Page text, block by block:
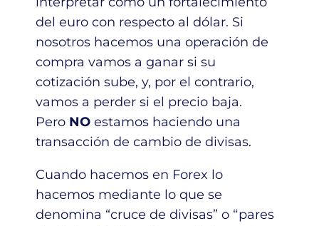
del euro con respecto al dólar. Si
nosotros hacemos una operación de
compra vamos a ganar si su
cotización sube, y, por el contrario,
vamos a perder si el precio baja.
Pero NO estamos haciendo una
transacción de cambio de divisas.
Cuando hacemos en Forex lo
hacemos mediante lo que se
denomina “cruce de divisas” o “pares